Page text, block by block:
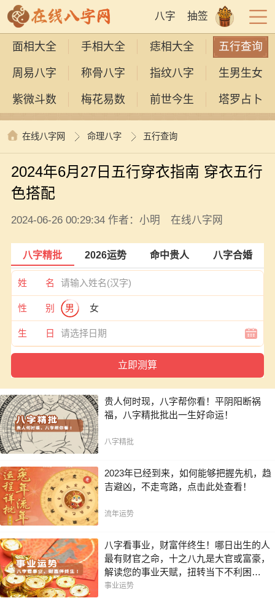
八字 抽签
面相大全 手相大全 痣相大全 五行查询
周易八字 称骨八字 指纹八字 生男生女
紫微斗数 梅花易数 前世今生 塔罗占卜
在线八字网 命理八字 五行查询
2024年6月27日五行穿衣指南 穿衣五行
色搭配
2024-06-26 00:29:34 作者：小明 在线八字网
八字精批 2026运势 命中贵人 八字合婚
姓 名
性 别 男 女
生 日
贵人何时现，八字帮你看！平阴阳断祸
福，八字精批批出一生好命运！
八字精批
2023年已经到来，如何能够把握先机，趋
吉避凶，不走弯路，点击此处查看！
流年运势
八字看事业，财富伴终生！哪日出生的人
最有财官之命，十之八九是大官或富豪，
解读您的事业天赋，扭转当下不利困
局！！
事业运势